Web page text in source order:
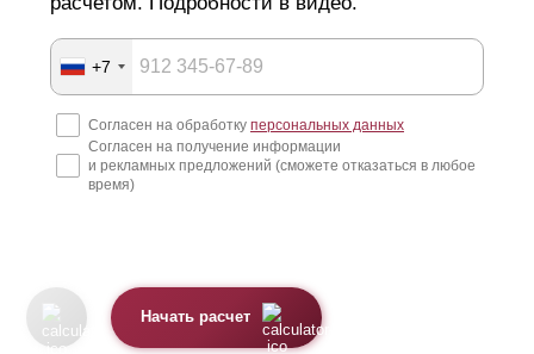
+7
Согласен на обработку персональных данных
Согласен на получение информации
и рекламных предложений (сможете отказаться в любое
время)
Начать расчет